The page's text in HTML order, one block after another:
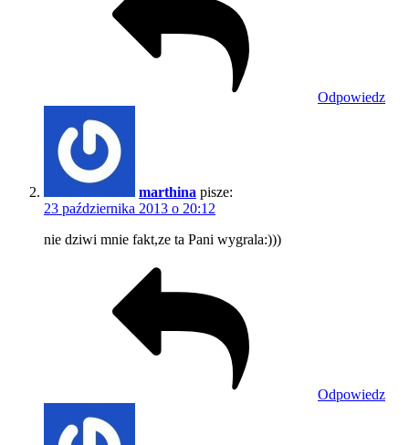
Odpowiedz
marthina pisze:
23 października 2013 o 20:12
nie dziwi mnie fakt,ze ta Pani wygrala:)))
Odpowiedz